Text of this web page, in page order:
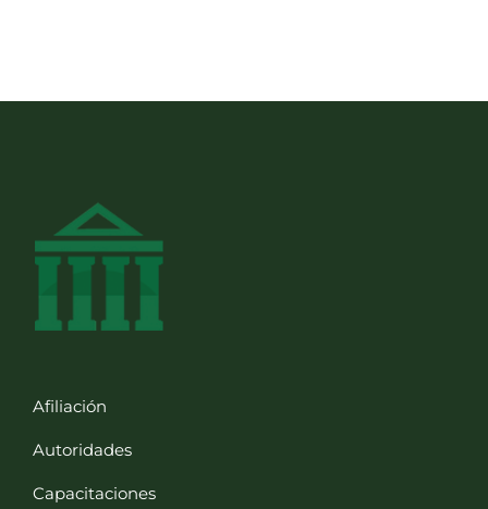
Afiliación
Autoridades
Capacitaciones